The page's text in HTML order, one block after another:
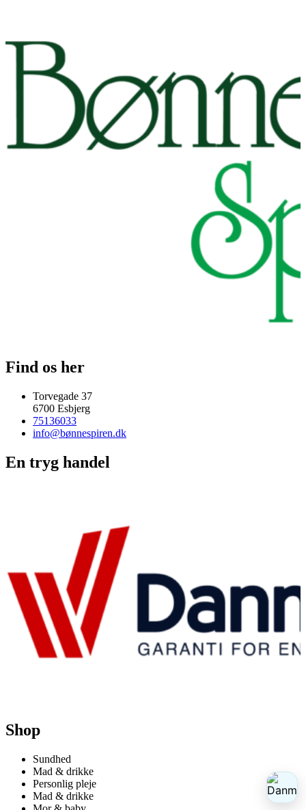
Find os her
Torvegade 37
6700 Esbjerg
75136033
info@bønnespiren.dk
En tryg handel
Shop
Sundhed
Mad & drikke
Personlig pleje
Mad & drikke